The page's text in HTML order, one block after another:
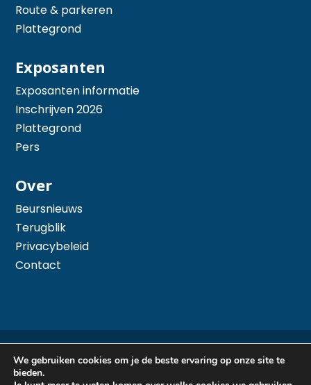
Route & parkeren
Plattegrond
Exposanten
Exposanten informatie
Inschrijven 2026
Plattegrond
Pers
Over
Beursnieuws
Terugblik
Privacybeleid
Contact
doorArimpex B.V.
We gebruiken cookies om je de beste ervaring op onze site te
bieden.